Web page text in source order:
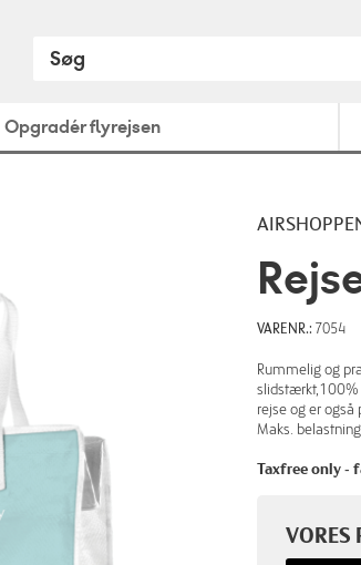
Opgradér flyrejsen
VARENR.: 7054
Rummelig og
slidstærkt,100%
rejse og er også
Maks.
Taxfree only -
VORES